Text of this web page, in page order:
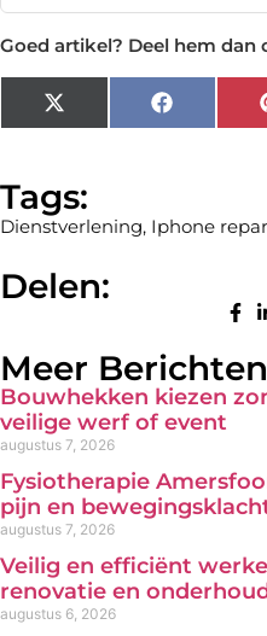
Goed artikel? Deel hem dan
X
(Twitter)
Facebook
Tags:
Dienstverlening, Iphone
Delen:
Meer Berichten
Bouwhekken kiezen
veilige werf of event
augustus 7, 2026
Fysiotherapie
pijn en
augustus 7, 2026
Veilig en efficiënt
renovatie en
augustus 6, 2026